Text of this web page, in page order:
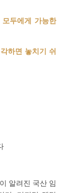
두에게 가능한
하면 놓치기 쉬
알려진 국산 임